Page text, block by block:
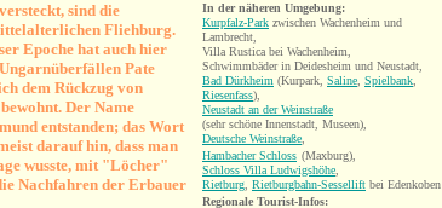
sind die
Fliehburg.
Epoche hat auch hier
Pate
dem Rückzug von
Der Name
entstanden; das Wort
darauf hin, dass man
wusste, mit "Löcher"
Nachfahren der Erbauer
In der näheren Umgebung:
Kurpfalz-Park zwischen Wachenheim und
Lambrecht,
Villa Rustica bei Wachenheim,
Schwimmbäder in Deidesheim und Neustadt,
Bad Dürkheim (Kurpark, Saline Spielbank
Riesenfass),
Neustadt an der Weinstraße
(sehr schöne Innenstadt, Museen),
Deutsche Weinstraße
Hambacher Schloss (Maxburg),
Schloss Villa Ludwigshöhe
Rietburg Rietburgbahn-Sessellift bei Edenkoben
Regionale Tourist-Infos: